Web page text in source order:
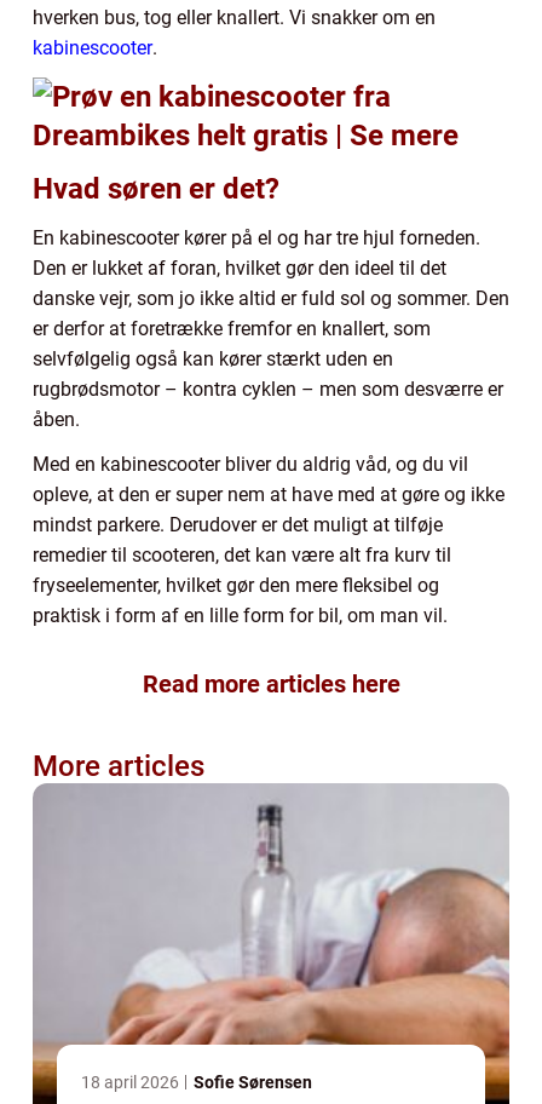
hverken bus, tog eller knallert. Vi snakker om en
kabinescooter.
Hvad søren er det?
En kabinescooter kører på el og har tre hjul forneden.
Den er lukket af foran, hvilket gør den ideel til det
danske vejr, som jo ikke altid er fuld sol og sommer. Den
er derfor at foretrække fremfor en knallert, som
selvfølgelig også kan kører stærkt uden en
rugbrødsmotor – kontra cyklen – men som desværre er
åben.
Med en kabinescooter bliver du aldrig våd, og du vil
opleve, at den er super nem at have med at gøre og ikke
mindst parkere. Derudover er det muligt at tilføje
remedier til scooteren, det kan være alt fra kurv til
fryseelementer, hvilket gør den mere fleksibel og
praktisk i form af en lille form for bil, om man vil.
Read more articles here
More articles
18 april 2026 Sofie Sørensen